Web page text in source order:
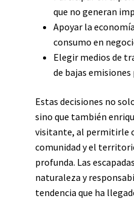
que no generan
Apoyar la
consumo en
Elegir medios de
de bajas
Estas decisiones no
sino que también
visitante, al permitirle
comunidad y el
profunda. Las
naturaleza y
tendencia que ha